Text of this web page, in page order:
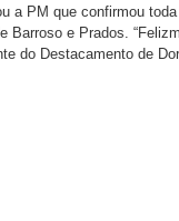
a PM que confirmou
Barroso e Prados.
do Destacamento de